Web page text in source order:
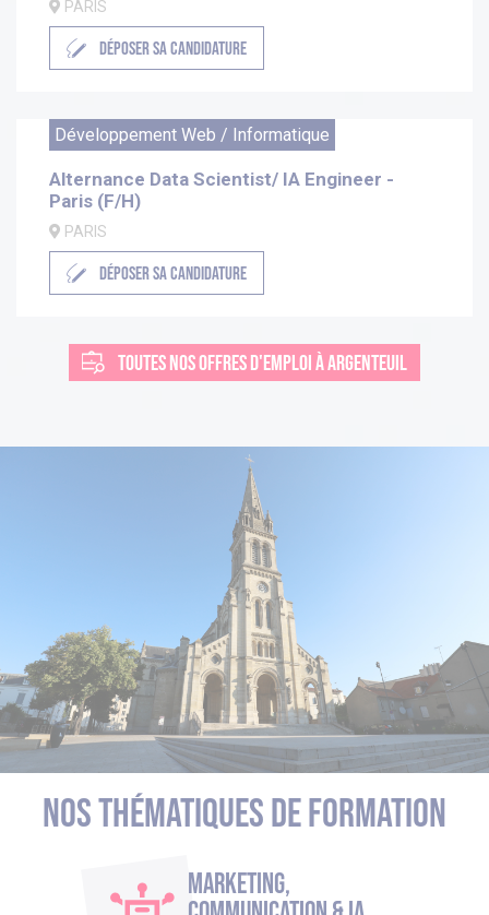
PARIS
DÉPOSER SA CANDIDATURE
Développement Web / Informatique
Alternance Data Scientist/ IA Engineer -
Paris (F/H)
PARIS
DÉPOSER SA CANDIDATURE
TOUTES NOS OFFRES D'EMPLOI À ARGENTEUIL
Nos thématiques de formation
Marketing,